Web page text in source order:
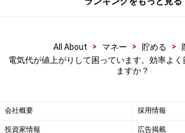
All About > マネー > 貯める >
電気代が値上がりして困っています。効率よく
ますか？
会社概要 採用情報
投資家情報 広告掲載